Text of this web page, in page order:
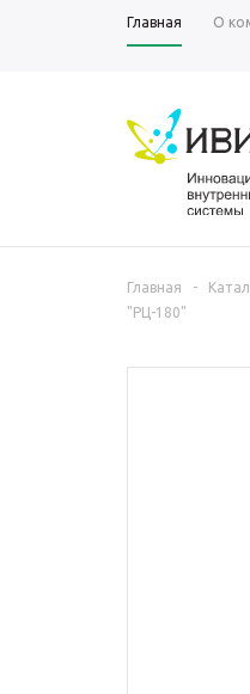
Главная О
Главная -
"РЦ-180"